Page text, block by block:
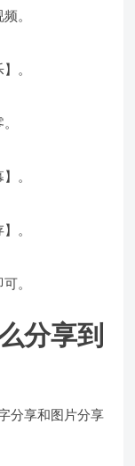
。
。
。
。
。
分享到
分享和图片分享